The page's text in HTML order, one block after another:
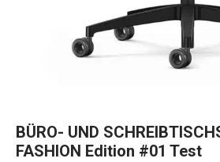
BÜRO- UND
FASHION Edition #01 Test